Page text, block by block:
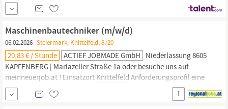
spannenden Einsatz begleiten zu dürfen! Ihre Aufgaben
Durchführung von termin- und plangerechter Instandhaltung,
Wartung, Service und Störungsbehebung an
Geräten sowie
Maschinenbautechniker (m/w/d)
06.02.2026 Steiermark, Knittelfeld, 8720
20,83 € / Stunde ACTIEF JOBMADE GmbH Niederlassung 8605
KAPFENBERG | Mariazeller Straße 1a oder besuche uns auf
meinneuerjob.at ! Einsatzort Knittelfeld Anforderungsprofil eine
abgeschlossene Ausbildung in
mehrjährige
Erfahrung im Bereich Instandhaltung von Produktionsanlagen
1